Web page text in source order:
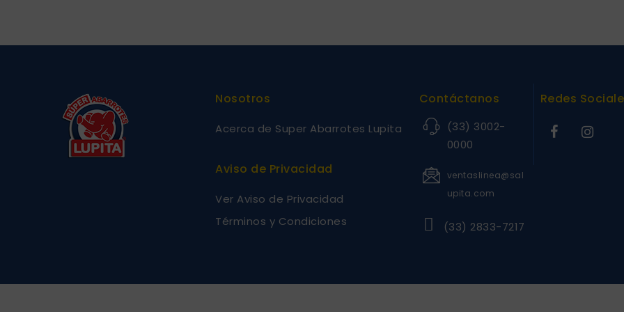
Nosotros
Acerca de Super Abarrotes Lupita
Aviso de Privacidad
Ver Aviso de Privacidad
Términos y Condiciones
Contáctanos
(33) 3002-
0000
ventaslinea@sal
upita.com
(33) 2833-7217
Redes